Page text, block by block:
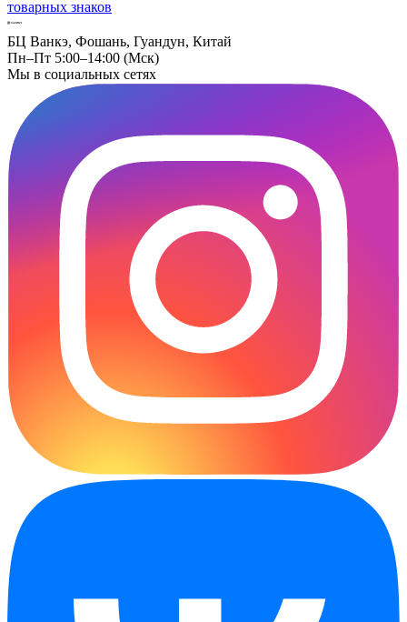
товарных знаков
БЦ Ванкэ, Фошань, Гуандун, Китай
Пн–Пт 5:00–14:00 (Мск)
Мы в социальных сетях